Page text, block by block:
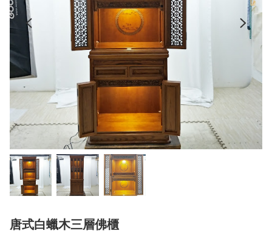
唐式白蠟木三層佛櫃